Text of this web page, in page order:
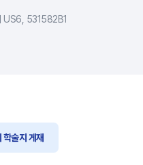
US6, 531582B1
술지 게재